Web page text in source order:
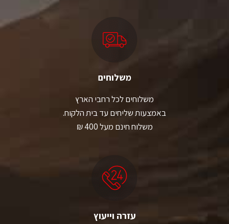
משלוחים
משלוחים לכל רחבי הארץ
באמצעות שליחים עד בית הלקוח.
משלוח חינם מעל 400 ₪
עזרה וייעוץ